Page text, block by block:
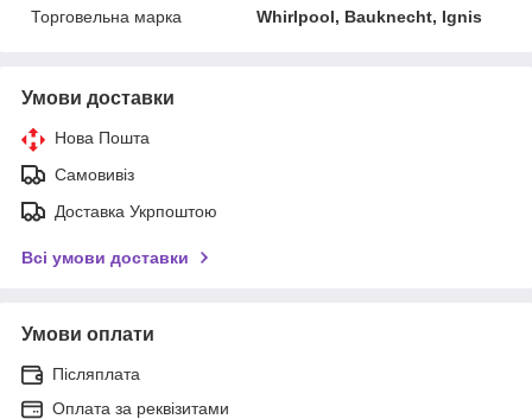
Торговельна марка
Whirlpool, Bauknecht, Ignis
Умови доставки
Нова Пошта
Самовивіз
Доставка Укрпоштою
Всі умови доставки
Умови оплати
Післяплата
Оплата за реквізитами